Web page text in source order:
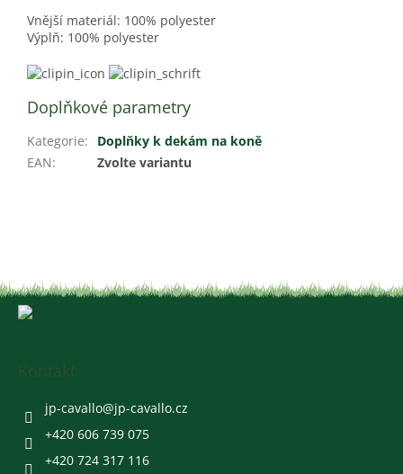
Vnější materiál: 100% polyester
Výplň: 100% polyester
Doplňkové parametry
Kategorie:
Doplňky k dekám na koně
EAN: Zvolte variantu
jp-cavallo@jp-cavallo.cz
+420 606 739 075
+420 724 317 116